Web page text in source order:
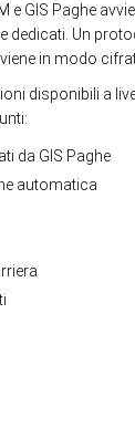
e GIS Paghe
dedicati. Un
in modo
disponibili a
da GIS Paghe
automatica